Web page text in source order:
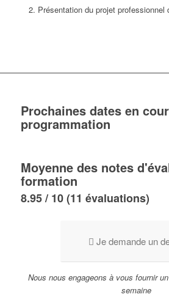
Présentation du projet professionnel
Prochaines dates en
programmation
Moyenne des notes
formation
8.95 / 10 (11 évaluations)
Je demande un
Nous nous engageons à vous fournir
semaine